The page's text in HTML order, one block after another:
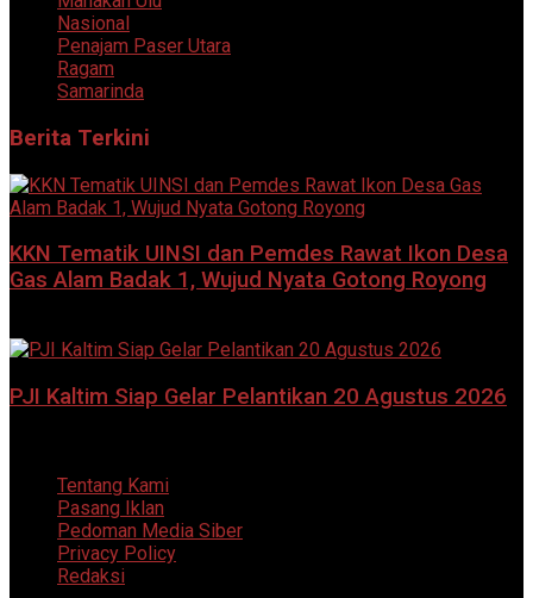
Nasional
Penajam Paser Utara
Ragam
Samarinda
Berita Terkini
KKN Tematik UINSI dan Pemdes Rawat Ikon Desa
Gas Alam Badak 1, Wujud Nyata Gotong Royong
PJI Kaltim Siap Gelar Pelantikan 20 Agustus 2026
Tentang Kami
Pasang Iklan
Pedoman Media Siber
Privacy Policy
Redaksi